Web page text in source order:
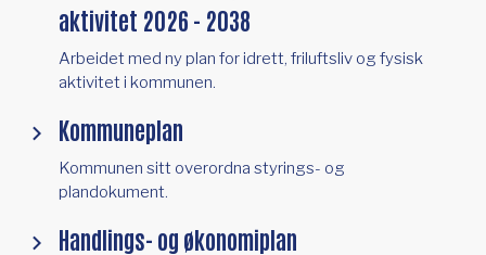
aktivitet 2026 - 2038
Arbeidet med ny plan for idrett, friluftsliv og fysisk
aktivitet i kommunen.
Kommuneplan
Kommunen sitt overordna styrings- og
plandokument.
Handlings- og økonomiplan